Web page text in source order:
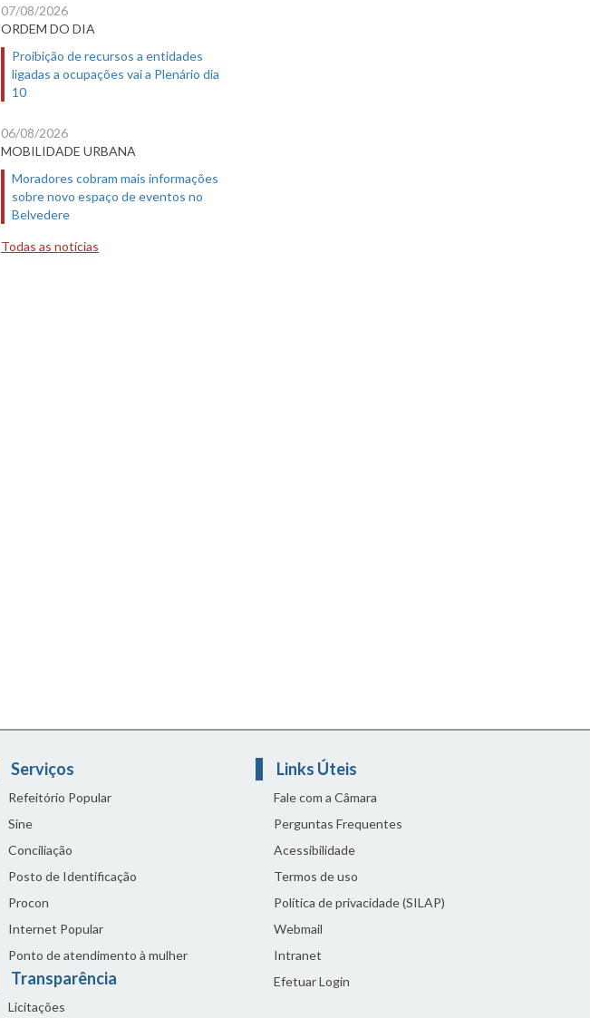
07/08/2026
ORDEM DO DIA
Proibição de recursos a entidades
ligadas a ocupações vai a Plenário dia
10
06/08/2026
MOBILIDADE URBANA
Moradores cobram mais informações
sobre novo espaço de eventos no
Belvedere
Todas as notícias
Serviços
Refeitório Popular
Sine
Conciliação
Posto de Identificação
Procon
Internet Popular
Ponto de atendimento à mulher
Transparência
Licitações
Links Úteis
Fale com a Câmara
Perguntas Frequentes
Acessibilidade
Termos de uso
Política de privacidade (SILAP)
Webmail
Intranet
Efetuar Login